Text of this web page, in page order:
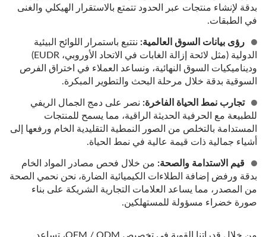
بدقة لإنشاء منتجات عبر الحدود تتمتع بالاستقرار الهيكلي والغنى
في الطبقات.
رؤى بيانات السوق العالمية: نتتبع باستمرار اللوائح البيئية
الدولية (مثل لائحة إزالة الغابات في الاتحاد الأوروبي، EUDR)
وديناميكيات السوق النهائية، ونساعد العملاء في اختراق الفرص
السوقية بدقة خلال مرحلة البحث والتطوير المبكرة.
تجارب نمط الحياة الفاخرة: نصر على دمج الجمال الريفي
للطبيعة مع الحرفية الحديثة الراقية، مما يسمح للمنتجات
المستدامة بالتخلص من الصور النمطية التقليدية الخام ورفعها إلى
أشياء جمالية ذات قيمة عالية في نمط الحياة.
قيم الاستدامة والصحة: من خلال فحص مصادر المواد الخام
بدقة ورفض إضافة الطلاءات الكيميائية الضارة، نحن نحمي الصحة
من المصدر، مما يساعد العلامات التجارية الشريكة على بناء
صورة خضراء مسؤولة للمستهلكين.